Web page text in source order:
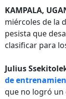
KAMPALA,
miércoles de la
pesista que
clasificar para
Julius
de
que no logró un